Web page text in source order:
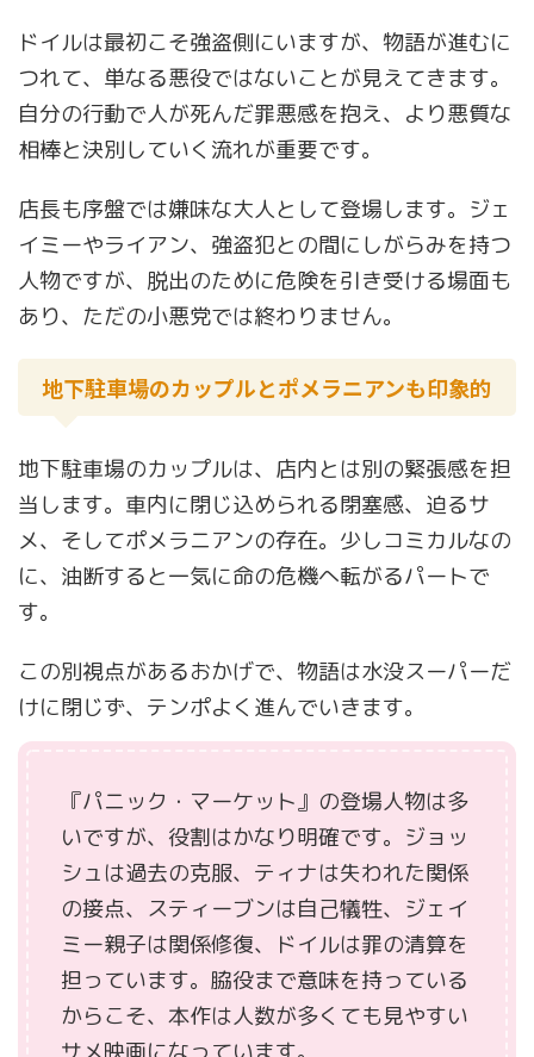
ドイルは最初こそ強盗側にいますが、物語が進むに
つれて、単なる悪役ではないことが見えてきます。
自分の行動で人が死んだ罪悪感を抱え、より悪質な
相棒と決別していく流れが重要です。
店長も序盤では嫌味な大人として登場します。ジェ
イミーやライアン、強盗犯との間にしがらみを持つ
人物ですが、脱出のために危険を引き受ける場面も
あり、ただの小悪党では終わりません。
地下駐車場のカップルとポメラニアンも印象的
地下駐車場のカップルは、店内とは別の緊張感を担
当します。車内に閉じ込められる閉塞感、迫るサ
メ、そしてポメラニアンの存在。少しコミカルなの
に、油断すると一気に命の危機へ転がるパートで
す。
この別視点があるおかげで、物語は水没スーパーだ
けに閉じず、テンポよく進んでいきます。
『パニック・マーケット』の登場人物は多
いですが、役割はかなり明確です。ジョッ
シュは過去の克服、ティナは失われた関係
の接点、スティーブンは自己犠牲、ジェイ
ミー親子は関係修復、ドイルは罪の清算を
担っています。脇役まで意味を持っている
からこそ、本作は人数が多くても見やすい